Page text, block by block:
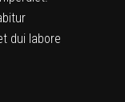
dui labore